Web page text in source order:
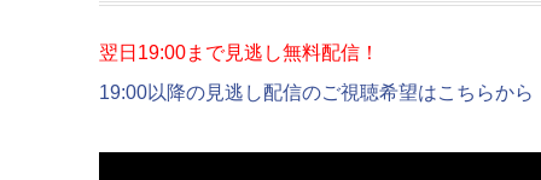
インタビュー
翌日19:00まで見逃し無料配信！
19:00以降の見逃し配信のご視聴希望はこちらから